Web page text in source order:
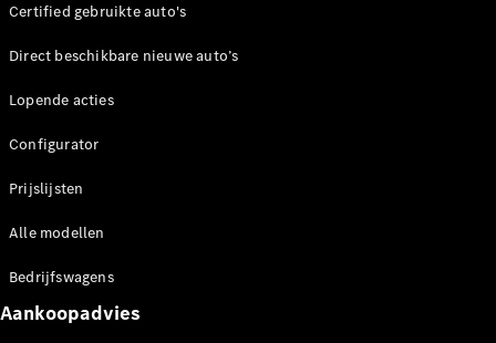
Over ons
opnemen
Benz
Mercedes-
Mercedes-
Seizoensspecials
Technologie
en
Certified gebruikte auto's
Direct beschikbare nieuwe auto’s
Lopende acties
Configurator
Prijslijsten
Alle modellen
Bedrijfswagens
Aankoopadvies